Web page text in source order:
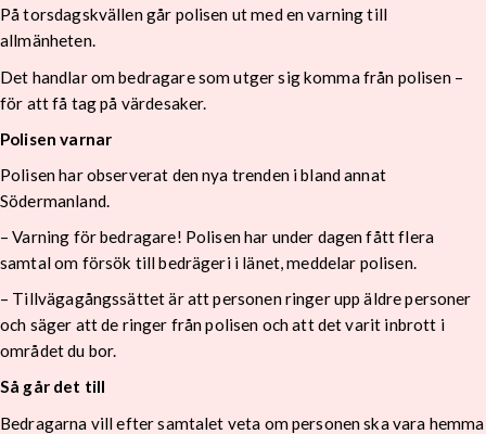
På torsdagskvällen går polisen ut med en varning till
allmänheten.
Det handlar om bedragare som utger sig komma från polisen –
för att få tag på värdesaker.
Polisen varnar
Polisen har observerat den nya trenden i bland annat
Södermanland.
– Varning för bedragare! Polisen har under dagen fått flera
samtal om försök till bedrägeri i länet, meddelar polisen.
– Tillvägagångssättet är att personen ringer upp äldre personer
och säger att de ringer från polisen och att det varit inbrott i
området du bor.
Så går det till
Bedragarna vill efter samtalet veta om personen ska vara hemma